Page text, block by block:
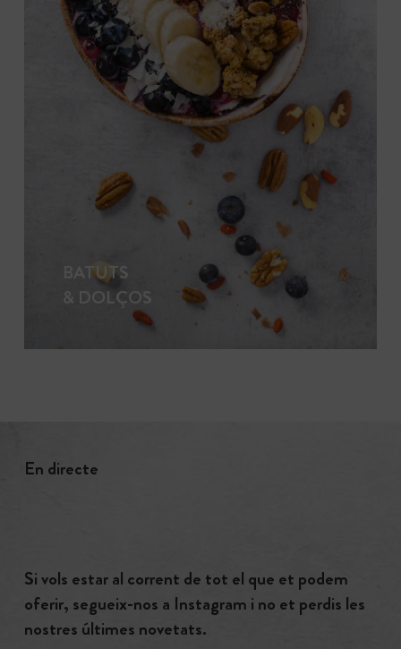
BATUTS
& DOLÇOS
En directe
Si vols estar al corrent de tot el que et podem
oferir, segueix-nos a Instagram i no et perdis les
nostres últimes novetats.